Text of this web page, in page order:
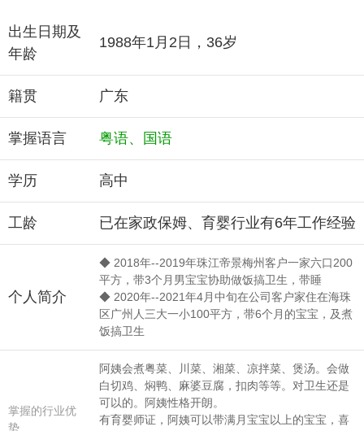
出生日期及
年龄
1988年1月2日，36岁
籍贯 广东
掌握语言 粤语、国语
学历 高中
工龄 已在家政保姆、育婴行业有6年工作经验
个人简介
◆ 2018年--2019年珠江帝景梅州客户一家六口200
平方，带3个月男宝宝协助做饭搞卫生，带睡
◆ 2020年--2021年4月中旬在公司客户家住在海珠
区广州人三大一小100平方，带6个月的宝宝，及煮
饭搞卫生
掌握的行业优
势
阿姨会煮粤菜、川菜、湘菜、凉拌菜、煲汤。会做
白切鸡、焖鸭、麻婆豆腐，扣肉等等。对卫生还是
可以的。阿姨性格开朗。
有育婴师证，阿姨可以带满月宝宝以上的宝宝，喜